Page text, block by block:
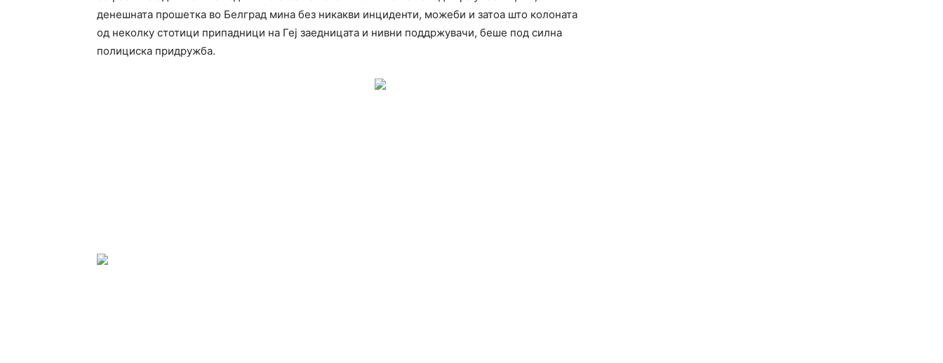
денешната прошетка во Белград мина без никакви инциденти, можеби и затоа што колоната
од неколку стотици припадници на Геј заедницата и нивни поддржувачи, беше под силна
полициска придружба.